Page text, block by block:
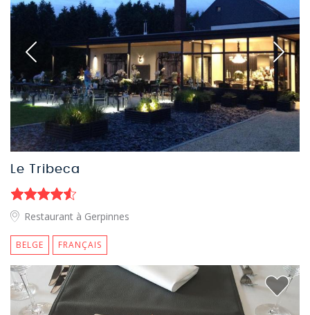
Le Tribeca
Restaurant à Gerpinnes
BELGE FRANÇAIS